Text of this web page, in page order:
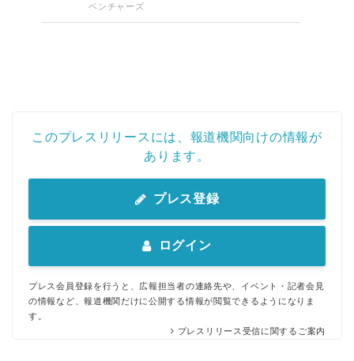
ベンチャーズ
このプレスリリースには、報道機関向けの情報が
あります。
プレス登録
ログイン
プレス会員登録を行うと、広報担当者の連絡先や、イベント・記者会見
の情報など、報道機関だけに公開する情報が閲覧できるようになりま
す。
プレスリリース受信に関するご案内